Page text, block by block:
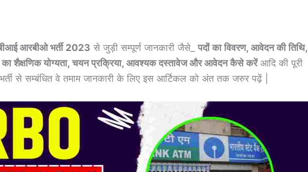
आरबीओ भर्ती 2023 से जुड़ी सम्पूर्ण जानकारी जैसे_ पदों का विवरण, आवेदन की तिथि,
शैक्षणिक योग्यता, चयन प्रक्रिया, आवश्यक दस्तावेज और आवेदन कैसे करेंआदि की पूरी
से सम्बंधित वे तमाम जानकारी के लिए इस आर्टिकल को अंत तक जरुर पढ़ें |